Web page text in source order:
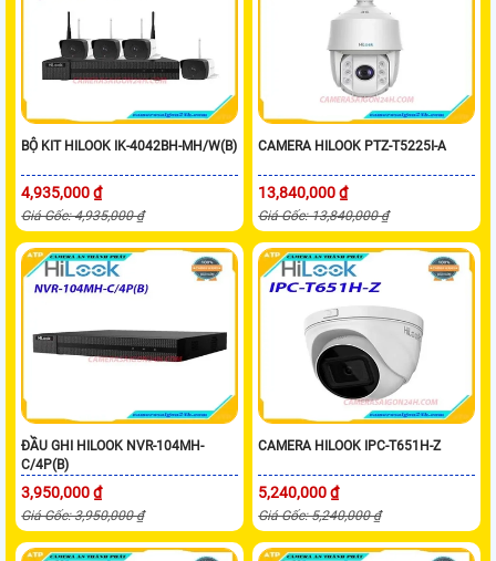
BỘ KIT HILOOK IK-4042BH-MH/W(B)
4,935,000 ₫
Giá Gốc: 4,935,000 ₫
CAMERA HILOOK PTZ-T5225I-A
13,840,000 ₫
Giá Gốc: 13,840,000 ₫
ĐẦU GHI HILOOK NVR-104MH-
C/4P(B)
3,950,000 ₫
Giá Gốc: 3,950,000 ₫
CAMERA HILOOK IPC-T651H-Z
5,240,000 ₫
Giá Gốc: 5,240,000 ₫